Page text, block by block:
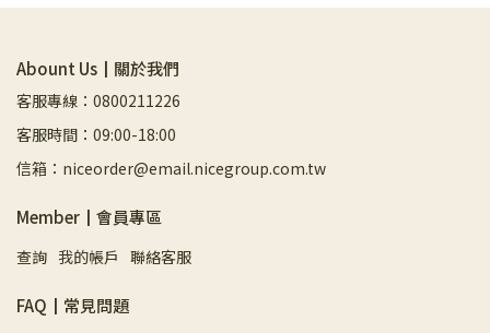
Abount Us┃關於我們
客服專線：0800211226
客服時間：09:00-18:00
信箱：niceorder@email.nicegroup.com.tw
Member┃會員專區
查詢 我的帳戶 聯絡客服
FAQ┃常見問題